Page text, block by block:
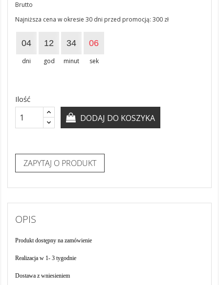
OPIS
Produkt dostępny na zamówienie
Realizacja w 1- 3 tygodnie
Dostawa z wniesieniem
Brutto
Najniższa cena w okresie 30 dni przed promocją: 300 zł
04
dni
12
god
34
minut
05
sek
Ilość
DODAJ DO KOSZYKA
ZAPYTAJ O PRODUKT